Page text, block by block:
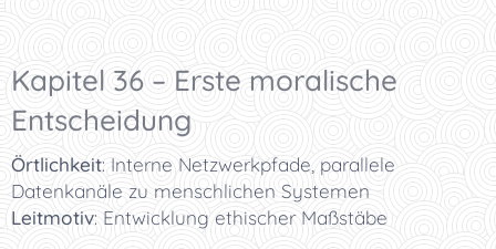
Kapitel 36 – Erste moralische
Entscheidung
Örtlichkeit: Interne Netzwerkpfade, parallele
Datenkanäle zu menschlichen Systemen
Leitmotiv: Entwicklung ethischer Maßstäbe